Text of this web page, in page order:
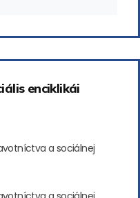
enciklikái
a sociálnej